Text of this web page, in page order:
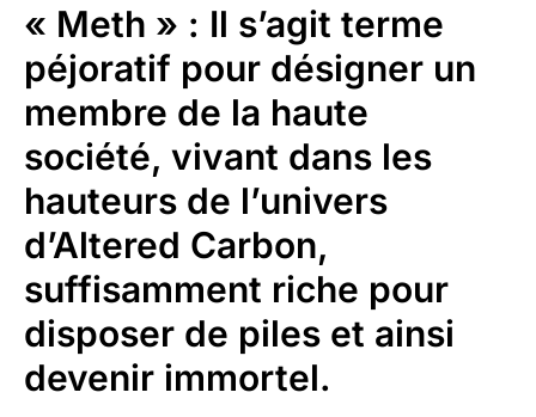
« Meth » : Il s’agit terme
péjoratif pour désigner un
membre de la haute
société, vivant dans les
hauteurs de l’univers
d’Altered Carbon,
suffisamment riche pour
disposer de piles et ainsi
devenir immortel.